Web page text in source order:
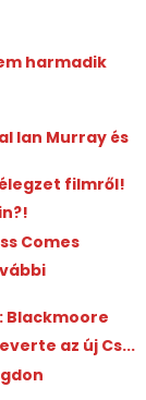
harmadik
Ian Murray és
filmről!
Comes
Blackmoore
az új Cs...